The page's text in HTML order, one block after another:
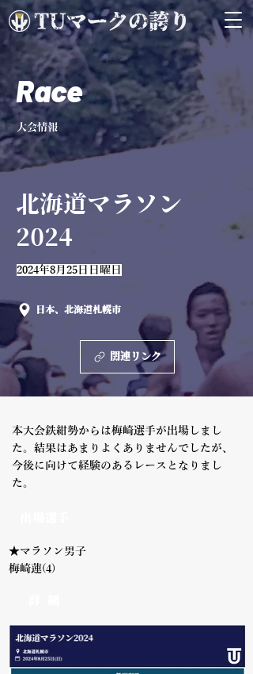
Race
大会情報
北海道マラソン
2024
2024年8月25日日曜日
日本、北海道札幌市
関連リンク
本大会鉄紺勢からは梅崎選手が出場しまし
た。結果はあまりよくありませんでしたが、
今後に向けて経験のあるレースとなりまし
た。
★マラソン男子
梅崎蓮(4)